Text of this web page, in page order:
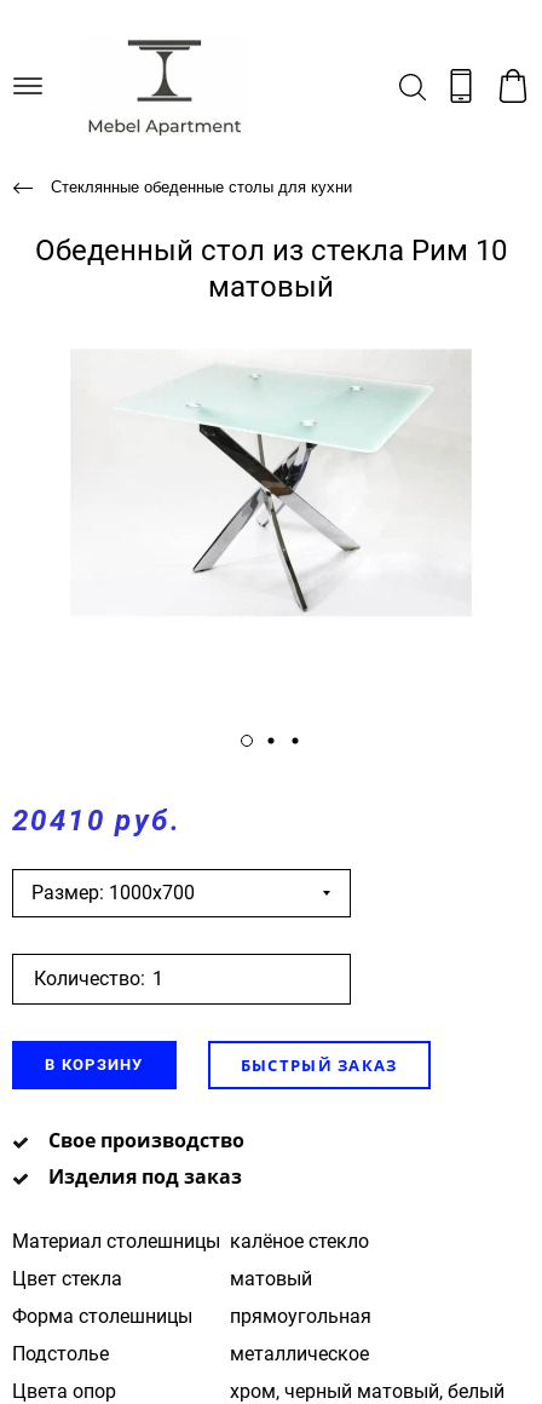
Стеклянные обеденные столы для кухни
Обеденный стол из стекла Рим 10
матовый
20410 руб.
Размер: 1000х700
Количество:
В КОРЗИНУ БЫСТРЫЙ ЗАКАЗ
Свое производство
Изделия под заказ
Материал столешницы калёное стекло
Цвет стекла
матовый
Форма столешницы
прямоугольная
Подстолье
металлическое
Цвета опор
хром, черный матовый, белый